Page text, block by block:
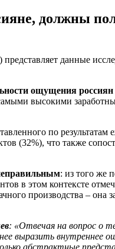
должны
данные
ощущения
высокими
по
(32%), что также
: из того же
в этом контексте
производства –
: «Отвечая на вопрос о
выразить внутреннее
абстрактные